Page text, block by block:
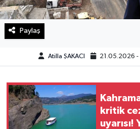
Paylaş
Atilla ŞAKACI 21.05.2026 -
kritik
Sağlık
Spor
Teknoloji
Yaşam